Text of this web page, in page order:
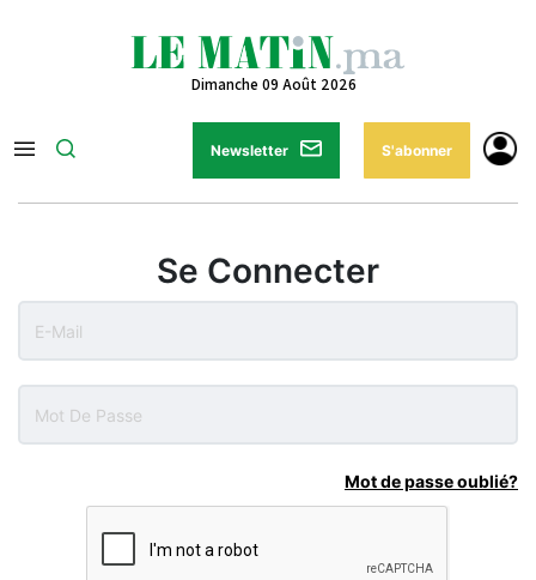
Dimanche 09 Août 2026
Newsletter S'abonner
Se Connecter
Mot de passe oublié?